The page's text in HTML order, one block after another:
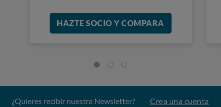
HAZTE SOCIO Y COMPARA
¿Quieres recibir nuestra Newsletter? Crea una cuenta